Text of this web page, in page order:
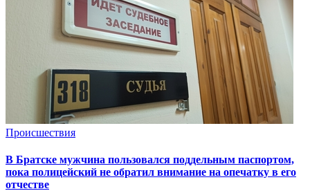
Происшествия
В Братске мужчина пользовался поддельным паспортом,
пока полицейский не обратил внимание на опечатку в его
отчестве